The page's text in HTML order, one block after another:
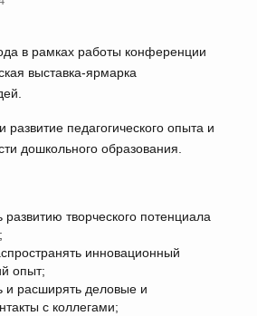
в рамках работы конференции
выставка-ярмарка
педагогического опыта и
дошкольного образования.
развитию творческого потенциала
инновационный
опыт;
и расширять деловые и
с коллегами;